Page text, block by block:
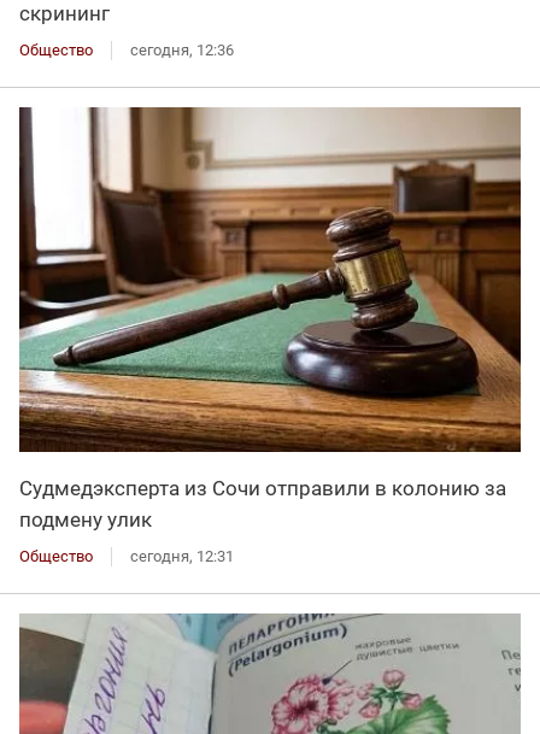
скрининг
Общество сегодня, 12:36
Судмедэксперта из Сочи отправили в колонию за
подмену улик
Общество сегодня, 12:31